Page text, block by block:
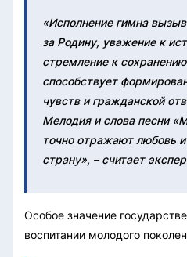
«Исполнение гимна
за Родину, уважение к
стремление к
способствует
чувств и гражданской
Мелодия и слова песни
точно отражают любовь
страну», – считает
Особое значение
воспитании молодого